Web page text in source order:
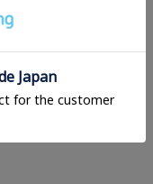
トに。
着やすいデザイン。
合わせて、シアー
です。